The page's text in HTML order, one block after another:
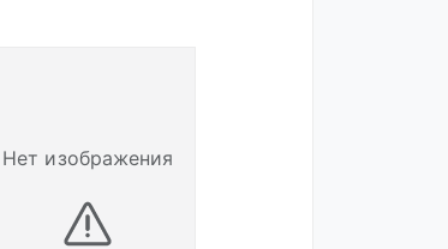
Нет изображения